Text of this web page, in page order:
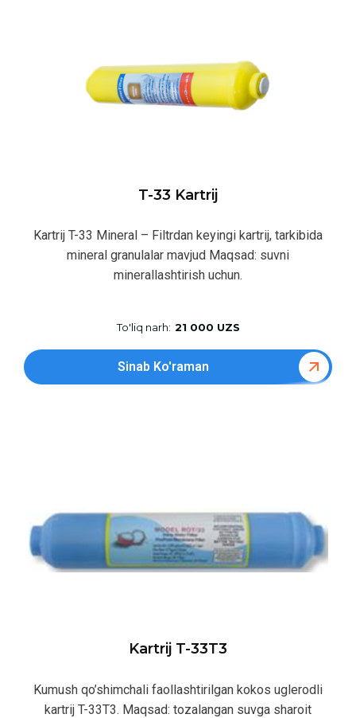
T-33 Kartrij
Kartrij T-33 Mineral – Filtrdan keyingi kartrij, tarkibida
mineral granulalar mavjud Maqsad: suvni
minerallashtirish uchun.
To'liq narh: 21 000 UZS
Sinab Ko'raman
Kartrij T-33T3
Kumush qo’shimchali faollashtirilgan kokos uglerodli
kartrij T-33T3. Maqsad: tozalangan suvga sharoit